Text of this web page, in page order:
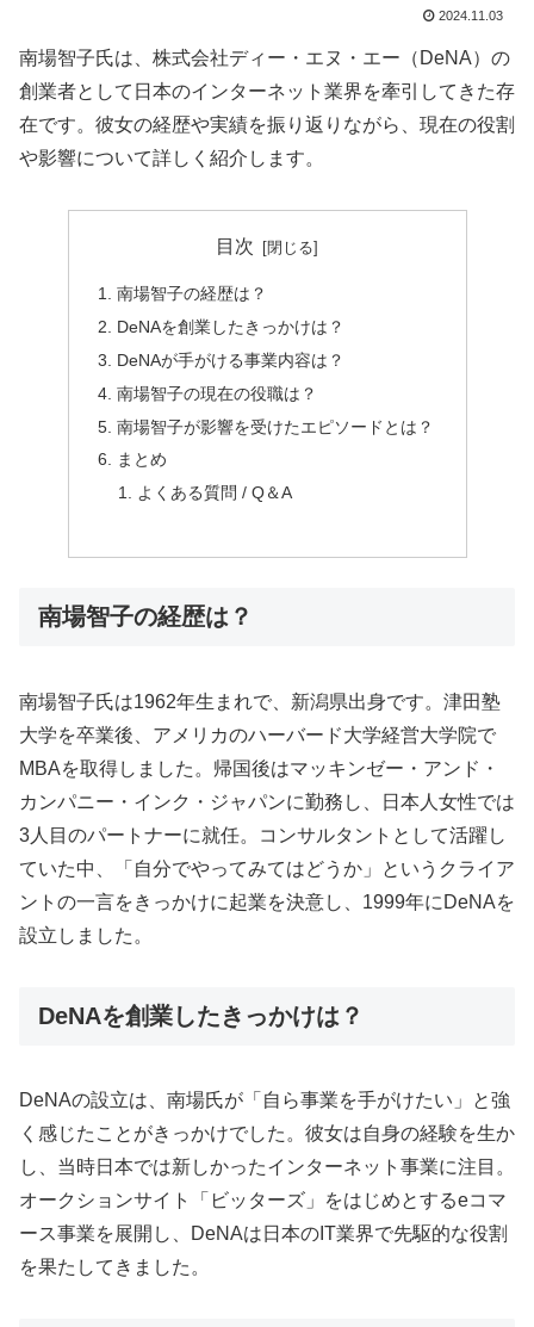
2024.11.03
南場智子氏は、株式会社ディー・エヌ・エー（DeNA）の
創業者として日本のインターネット業界を牽引してきた存
在です。彼女の経歴や実績を振り返りながら、現在の役割
や影響について詳しく紹介します。
目次
南場智子の経歴は？
DeNAを創業したきっかけは？
DeNAが手がける事業内容は？
南場智子の現在の役職は？
南場智子が影響を受けたエピソードとは？
まとめ
よくある質問 / Q＆A
南場智子の経歴は？
南場智子氏は1962年生まれで、新潟県出身です。津田塾
大学を卒業後、アメリカのハーバード大学経営大学院で
MBAを取得しました。帰国後はマッキンゼー・アンド・
カンパニー・インク・ジャパンに勤務し、日本人女性では
3人目のパートナーに就任。コンサルタントとして活躍し
ていた中、「自分でやってみてはどうか」というクライア
ントの一言をきっかけに起業を決意し、1999年にDeNAを
設立しました。
DeNAを創業したきっかけは？
DeNAの設立は、南場氏が「自ら事業を手がけたい」と強
く感じたことがきっかけでした。彼女は自身の経験を生か
し、当時日本では新しかったインターネット事業に注目。
オークションサイト「ビッターズ」をはじめとするeコマ
ース事業を展開し、DeNAは日本のIT業界で先駆的な役割
を果たしてきました。